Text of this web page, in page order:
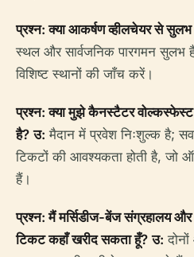
प्रश्न: क्या आकर्षण व्हीलचेयर से
स्थल और सार्वजनिक पारगमन सुलभ
विशिष्ट स्थानों की जाँच करें।
प्रश्न: क्या मुझे कैनस्टैटर
है? उ: मैदान में प्रवेश निःशुल्क है;
टिकटों की आवश्यकता होती है, जो
हैं।
प्रश्न: मैं मर्सिडीज-बेंज संग्रहालय और
टिकट कहाँ खरीद सकता हूँ? उ: